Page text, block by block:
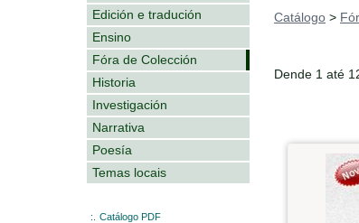
Edición e tradución
Ensino
Fóra de Colección
Historia
Investigación
Narrativa
Poesía
Temas locais
:.
Catálogo PDF
Catálogo >
Dende 1 até